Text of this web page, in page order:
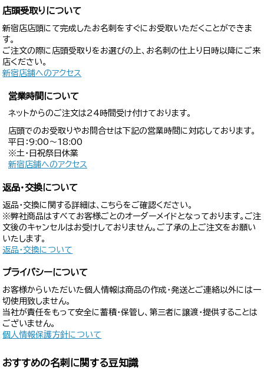
店頭受取りについて
新宿店店頭にて完成したお名刺をすぐにお受取いただくことができま
す。
ご注文の際に店頭受取りをお選びの上、お名刺の仕上り日時以降にご来
店ください。
新宿店舗へのアクセス
営業時間について
ネットからのご注文は24時間受け付けております。
店頭でのお受取りやお問合せは下記の営業時間に対応しております。
平日：9:00〜18:00
※土・日祝祭日休業
新宿店舗へのアクセス
返品・交換について
返品・交換に関する詳細は、こちらをご確認ください。
※弊社商品はすべてお客様ごとのオーダーメイドとなっております。ご注
文後のキャンセルはお受けしておりません。ご了承の上ご注文をお願い
いたします。
返品・交換について
プライバシーについて
お客様からいただいた個人情報は商品の作成・発送とご連絡以外には一
切使用致しません。
当社が責任をもって安全に蓄積・保管し、第三者に譲渡・提供することは
ございません。
個人情報保護方針について
おすすめの名刺に関する豆知識